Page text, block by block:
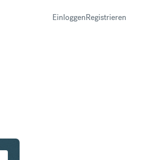
EinloggenRegistrieren